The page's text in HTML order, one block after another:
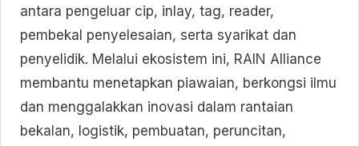
antara pengeluar cip, inlay, tag, reader,
pembekal penyelesaian, serta syarikat dan
penyelidik. Melalui ekosistem ini, RAIN Alliance
membantu menetapkan piawaian, berkongsi ilmu
dan menggalakkan inovasi dalam rantaian
bekalan, logistik, pembuatan, peruncitan,